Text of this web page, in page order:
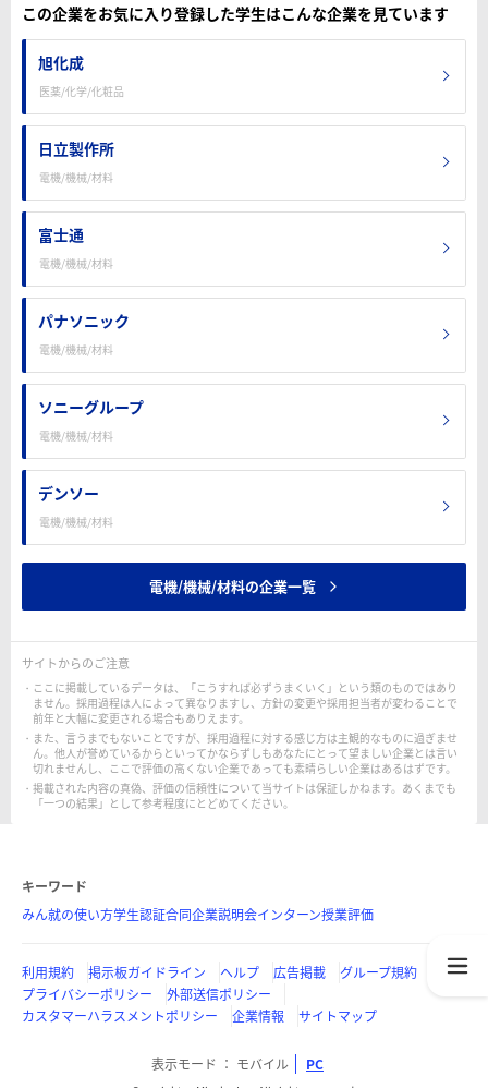
この企業をお気に入り登録した学生はこんな企業を見ています
旭化成
医薬/化学/化粧品
日立製作所
電機/機械/材料
富士通
電機/機械/材料
パナソニック
電機/機械/材料
ソニーグループ
電機/機械/材料
デンソー
電機/機械/材料
電機/機械/材料の企業一覧
サイトからのご注意
ここに掲載しているデータは、「こうすれば必ずうまくいく」という類のものではあり
ません。採用過程は人によって異なりますし、方針の変更や採用担当者が変わることで
前年と大幅に変更される場合もありえます。
また、言うまでもないことですが、採用過程に対する感じ方は主観的なものに過ぎませ
ん。他人が誉めているからといってかならずしもあなたにとって望ましい企業とは言い
切れませんし、ここで評価の高くない企業であっても素晴らしい企業はあるはずです。
掲載された内容の真偽、評価の信頼性について当サイトは保証しかねます。あくまでも
「一つの結果」として参考程度にとどめてください。
キーワード
みん就の使い方学生認証合同企業説明会インターン授業評価
利用規約 掲示板ガイドライン ヘルプ 広告掲載
グループ規約
プライバシーポリシー
外部送信ポリシー
カスタマーハラスメントポリシー
企業情報 サイトマップ
表示モード モバイル PC